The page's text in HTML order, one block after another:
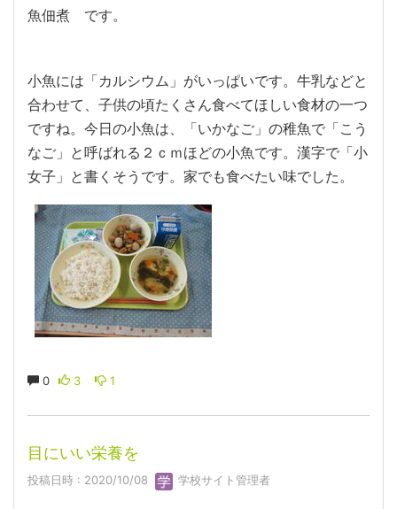
魚佃煮 です。
小魚には「カルシウム」がいっぱいです。牛乳などと
合わせて、子供の頃たくさん食べてほしい食材の一つ
ですね。今日の小魚は、「いかなご」の稚魚で「こう
なご」と呼ばれる２ｃｍほどの小魚です。漢字で「小
女子」と書くそうです。家でも食べたい味でした。
0 3 1
目にいい栄養を
投稿日時 : 2020/10/08 学校サイト管理者